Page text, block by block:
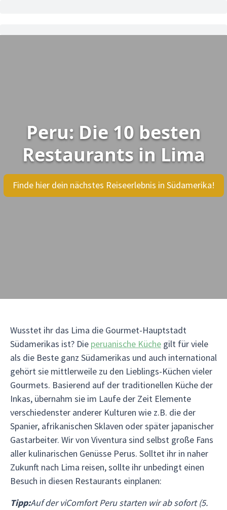
Peru: Die 10 besten
Restaurants in Lima
Finde hier dein nächstes Reiseerlebnis in Südamerika!
Wusstet ihr das Lima die Gourmet-Hauptstadt
Südamerikas ist? Die peruanische Küche gilt für viele
als die Beste ganz Südamerikas und auch international
gehört sie mittlerweile zu den Lieblings-Küchen vieler
Gourmets. Basierend auf der traditionellen Küche der
Inkas, übernahm sie im Laufe der Zeit Elemente
verschiedenster anderer Kulturen wie z.B. die der
Spanier, afrikanischen Sklaven oder später japanischer
Gastarbeiter. Wir von Viventura sind selbst große Fans
aller kulinarischen Genüsse Perus. Solltet ihr in naher
Zukunft nach Lima reisen, sollte ihr unbedingt einen
Besuch in diesen Restaurants einplanen:
Tipp:Auf der viComfort Peru starten wir ab sofort (5.